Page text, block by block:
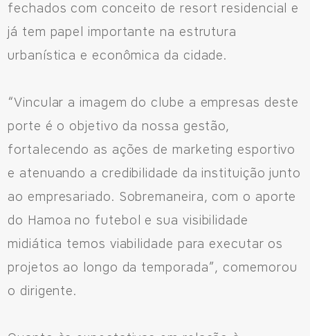
Avenida Eiffel, 819 - Aquarela das Artes Bairro Planejado,
Razão Social: Jmd Hamoa Urbanismo Ltda
Sinop/MT - 78.555-453
66 3531 9505
Fale pelo WhastApp
556692085083
fechados com conceito de resort residencial e
já tem papel importante na estrutura
urbanística e econômica da cidade.
“Vincular a imagem do clube a empresas deste
porte é o objetivo da nossa gestão,
fortalecendo as ações de marketing esportivo
e atenuando a credibilidade da instituição junto
ao empresariado. Sobremaneira, com o aporte
do Hamoa no futebol e sua visibilidade
midiática temos viabilidade para executar os
projetos ao longo da temporada”, comemorou
o dirigente.